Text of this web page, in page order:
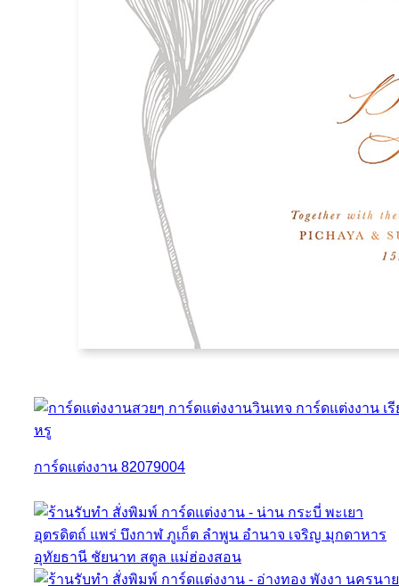
การ์ดแต่งงาน 82079004